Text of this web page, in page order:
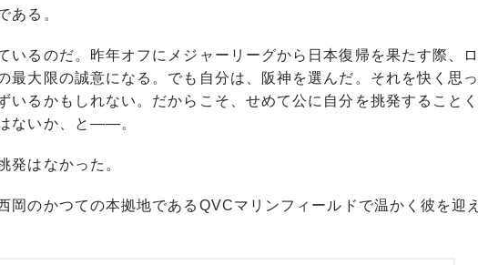
ある。
るのだ。昨年オフにメジャーリーグから日本復帰を果たす際、ロ
最大限の誠意になる。でも自分は、阪神を選んだ。それを快く思っ
いるかもしれない。だからこそ、せめて公に自分を挑発することく
ないか、と――。
はなかった。
のかつての本拠地であるQVCマリンフィールドで温かく彼を迎え